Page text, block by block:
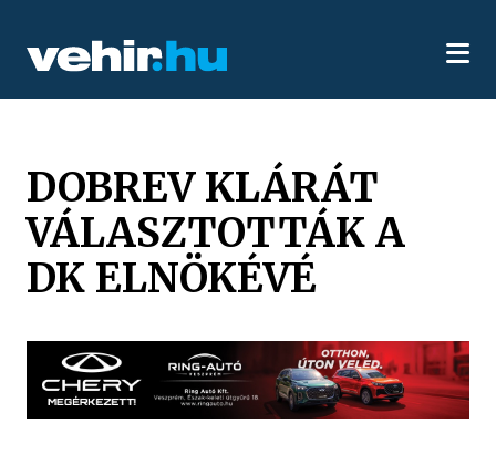
DOBREV KLÁRÁT
VÁLASZTOTTÁK A
DK ELNÖKÉVÉ